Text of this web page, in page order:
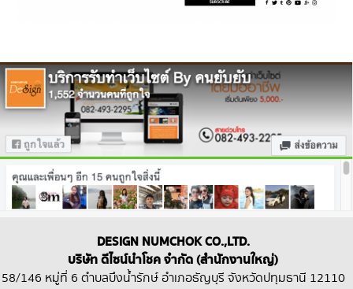
DESIGN NUMCHOK CO.,LTD.
บริษัท ดีไซน์นำโชค จำกัด (สำนักงานใหญ่)
58/146 หมู่ที่ 6 ตำบลบึงน้ำรักษ์ อำเภอธัญบุรี จังหวัดปทุมธานี 12110